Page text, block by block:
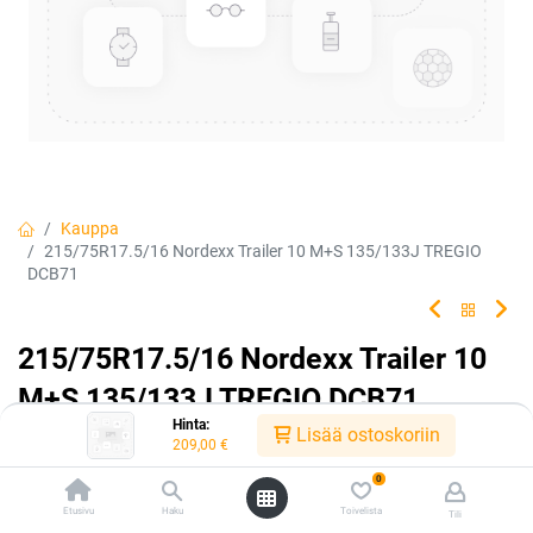
Hinta:
209,00 € Lisää ostoskoriin
Etusivu Haku
0
Toivelista Tili
Kauppa
215/75R17.5/16 Nordexx Trailer 10 M+S 135/133J TREGIO
DCB71
215/75R17.5/16 Nordexx Trailer 10
M+S 135/133J TREGIO DCB71
306361
209,00